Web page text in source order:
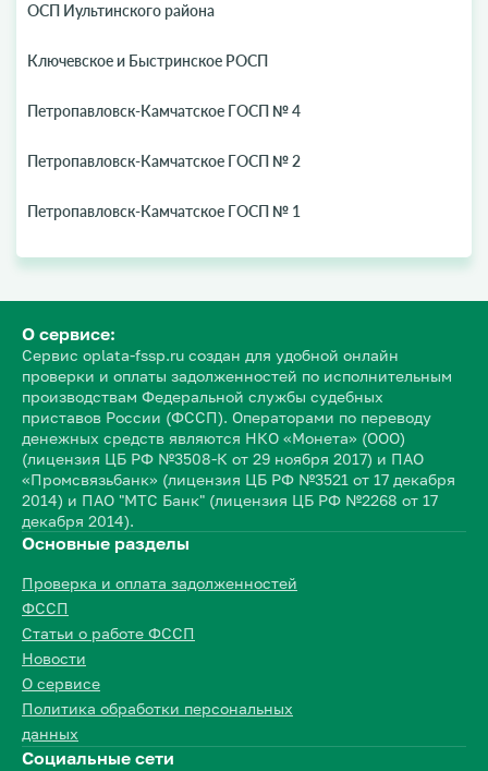
ОСП Иультинского района
Ключевское и Быстринское РОСП
Петропавловск-Камчатское ГОСП № 4
Петропавловск-Камчатское ГОСП № 2
Петропавловск-Камчатское ГОСП № 1
О сервисе:
Сервис oplata-fssp.ru создан для удобной онлайн
проверки и оплаты задолженностей по исполнительным
производствам Федеральной службы судебных
приставов России (ФССП). Операторами по переводу
денежных средств являются НКО «Монета» (ООО)
(лицензия ЦБ РФ №3508-К от 29 ноября 2017) и ПАО
«Промсвязьбанк» (лицензия ЦБ РФ №3521 от 17 декабря
2014) и ПАО "МТС Банк" (лицензия ЦБ РФ №2268 от 17
декабря 2014).
Основные разделы
Проверка и оплата задолженностей
ФССП
Статьи о работе ФССП
Новости
О сервисе
Политика обработки персональных
данных
Социальные сети